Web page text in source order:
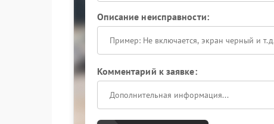
Описание неисправности:
Комментарий к заявке: